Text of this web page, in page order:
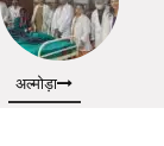
अल्मोड़ा